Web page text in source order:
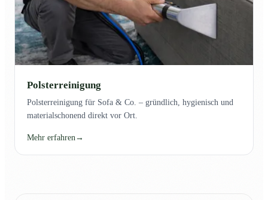
Polsterreinigung
Polsterreinigung für Sofa & Co. – gründlich, hygienisch und
materialschonend direkt vor Ort.
Mehr erfahren→